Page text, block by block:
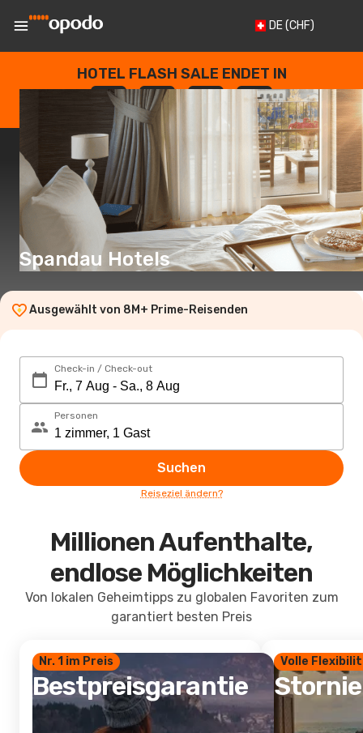
DE(CHF)
HOTEL FLASH SALE ENDET IN
--
TAGE
: --
STUNDEN
: --
SEKUNDEN
Spandau Hotels
Ausgewählt von 8M+ Prime-Reisenden
Check-in / Check-out
Personen
Suchen
Reiseziel ändern?
Millionen Aufenthalte,
endlose Möglichkeiten
Von lokalen Geheimtipps zu globalen Favoriten zum
garantiert besten Preis
Nr. 1 im Preis
Bestpreisgarantie
Volle